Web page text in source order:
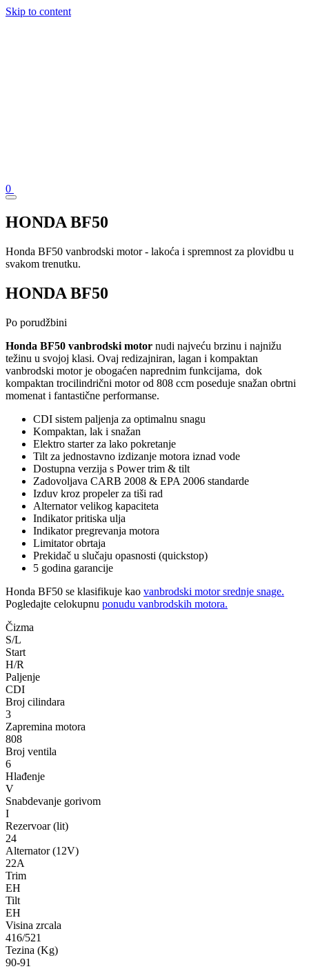
Skip to content
0
HONDA BF50
Honda BF50 vanbrodski motor - lakoća i spremnost za plovidbu u
svakom trenutku.
HONDA BF50
Po porudžbini
Honda BF50 vanbrodski motor nudi najveću brzinu i najnižu
težinu u svojoj klasi. Ovaj redizajniran, lagan i kompaktan
vanbrodski motor je obogaćen naprednim funkcijama, dok
kompaktan trocilindrični motor od 808 ccm poseduje snažan obrtni
momenat i fantastične performanse.
CDI sistem paljenja za optimalnu snagu
Kompaktan, lak i snažan
Elektro starter za lako pokretanje
Tilt za jednostavno izdizanje motora iznad vode
Dostupna verzija s Power trim & tilt
Zadovoljava CARB 2008 & EPA 2006 standarde
Izduv kroz propeler za tiši rad
Alternator velikog kapaciteta
Indikator pritiska ulja
Indikator pregrevanja motora
Limitator obrtaja
Prekidač u slučaju opasnosti (quickstop)
5 godina garancije
Honda BF50 se klasifikuje kao vanbrodski motor srednje snage.
Pogledajte celokupnu ponudu vanbrodskih motora.
Čizma
S/L
Start
H/R
Paljenje
CDI
Broj cilindara
3
Zapremina motora
808
Broj ventila
6
Hlađenje
V
Snabdevanje gorivom
I
Rezervoar (lit)
24
Alternator (12V)
22A
Trim
EH
Tilt
EH
Visina zrcala
416/521
Tezina (Kg)
90-91